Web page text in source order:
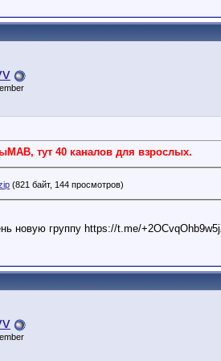
тут 40 каналов для взрослых.
(821 байт, 144 просмотров)
новую группу https://t.me/